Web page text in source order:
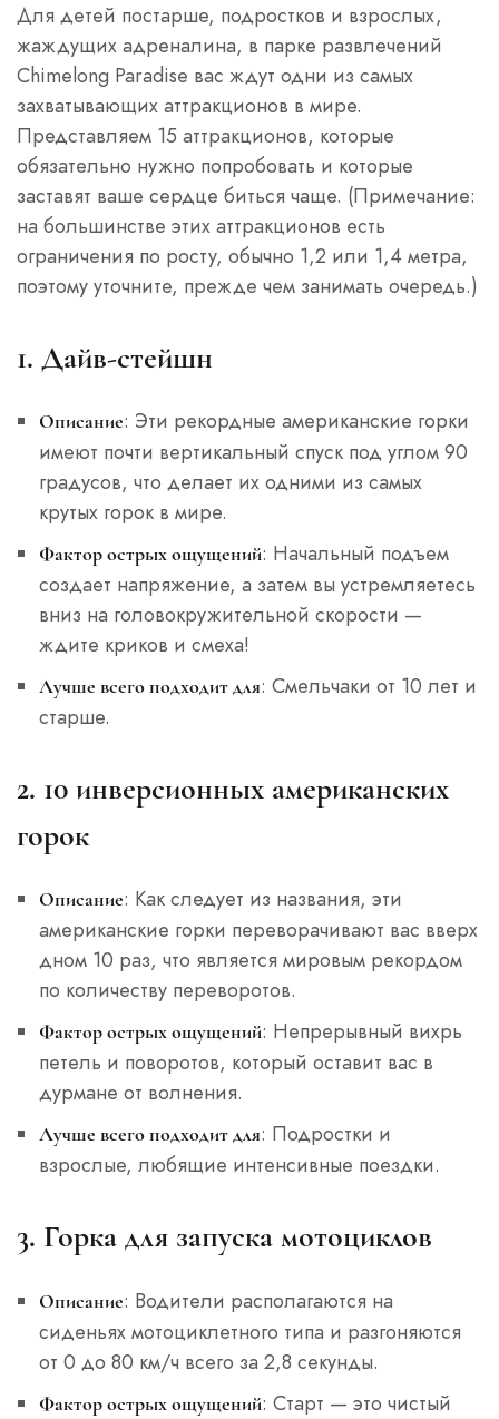
Для детей постарше, подростков и взрослых,
жаждущих адреналина, в парке развлечений
Chimelong Paradise вас ждут одни из самых
захватывающих аттракционов в мире.
Представляем 15 аттракционов, которые
обязательно нужно попробовать и которые
заставят ваше сердце биться чаще. (Примечание:
на большинстве этих аттракционов есть
ограничения по росту, обычно 1,2 или 1,4 метра,
поэтому уточните, прежде чем занимать очередь.)
1. Дайв-стейшн
Описание: Эти рекордные американские горки
имеют почти вертикальный спуск под углом 90
градусов, что делает их одними из самых
крутых горок в мире.
Фактор острых ощущений: Начальный подъем
создает напряжение, а затем вы устремляетесь
вниз на головокружительной скорости —
ждите криков и смеха!
Лучше всего подходит для: Смельчаки от 10 лет и
старше.
2. 10 инверсионных американских
горок
Описание: Как следует из названия, эти
американские горки переворачивают вас вверх
дном 10 раз, что является мировым рекордом
по количеству переворотов.
Фактор острых ощущений: Непрерывный вихрь
петель и поворотов, который оставит вас в
дурмане от волнения.
Лучше всего подходит для: Подростки и
взрослые, любящие интенсивные поездки.
3. Горка для запуска мотоциклов
Описание: Водители располагаются на
сиденьях мотоциклетного типа и разгоняются
от 0 до 80 км/ч всего за 2,8 секунды.
Фактор острых ощущений: Старт — это чистый